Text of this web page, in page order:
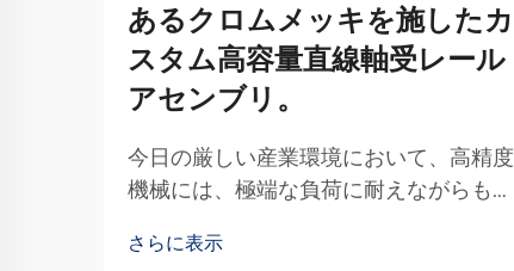
あるクロムメッキを施したカ
スタム高容量直線軸受レール
アセンブリ。
今日の厳しい産業環境において、高精度
機械には、極端な負荷に耐えながらもス
直線運動ソリューションが求められてい
さらに表示